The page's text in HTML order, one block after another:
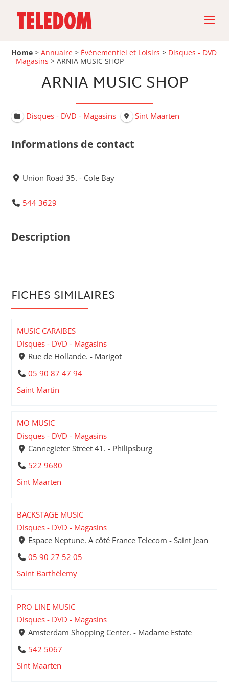
Home >Annuaire > Événementiel et Loisirs > Disques - DVD
- Magasins >ARNIA MUSIC SHOP
ARNIA MUSIC SHOP
Disques - DVD - Magasins Sint Maarten
Informations de contact
Union Road 35. - Cole Bay
544 3629
Description
FICHES SIMILAIRES
MUSIC CARAIBES
Disques - DVD - Magasins
Rue de Hollande. - Marigot
05 90 87 47 94
Saint Martin
MO MUSIC
Disques - DVD - Magasins
Cannegieter Street 41. - Philipsburg
522 9680
Sint Maarten
BACKSTAGE MUSIC
Disques - DVD - Magasins
Espace Neptune. A côté France Telecom - Saint Jean
05 90 27 52 05
Saint Barthélemy
PRO LINE MUSIC
Disques - DVD - Magasins
Amsterdam Shopping Center. - Madame Estate
542 5067
Sint Maarten